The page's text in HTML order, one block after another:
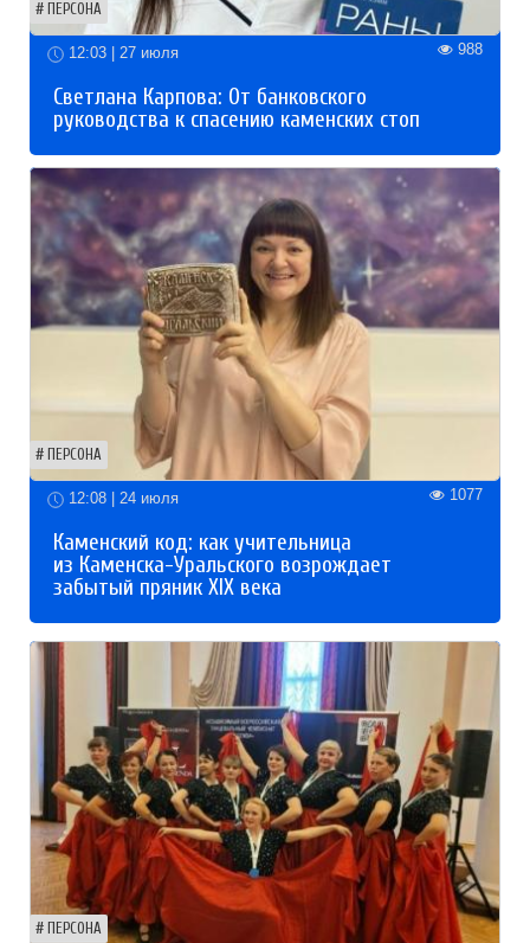
ПЕРСОНА
12:03 | 27 июля 988
Светлана Карпова: От банковского
руководства к спасению каменских стоп
ПЕРСОНА
12:08 | 24 июля 1077
Каменский код: как учительница
из Каменска-Уральского возрождает
забытый пряник XIX века
ПЕРСОНА